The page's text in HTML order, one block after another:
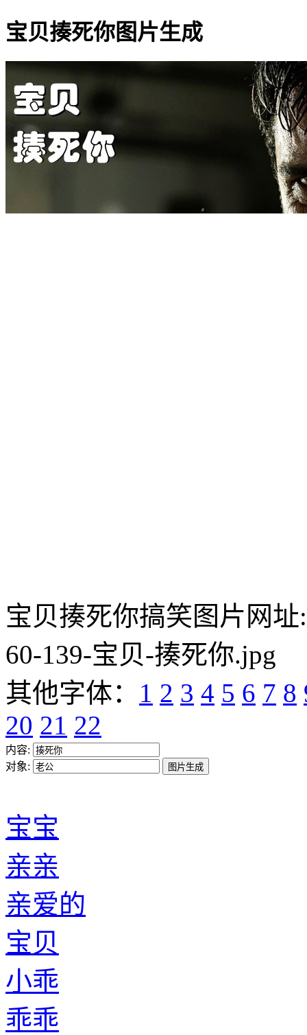
宝贝揍死你图片生成
宝贝揍死你搞笑图片网址
60-139-宝贝-揍死你.jpg
其他字体： 1 2 3 4 5 6 7 8
20 21 22
内容:
对象:
宝宝
亲亲
亲爱的
宝贝
小乖
乖乖